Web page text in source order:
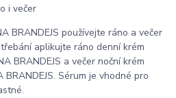
i večer
BRANDEJS používejte ráno a večer
aplikujte ráno denní krém
BRANDEJS a večer noční krém
Sérum je vhodné pro